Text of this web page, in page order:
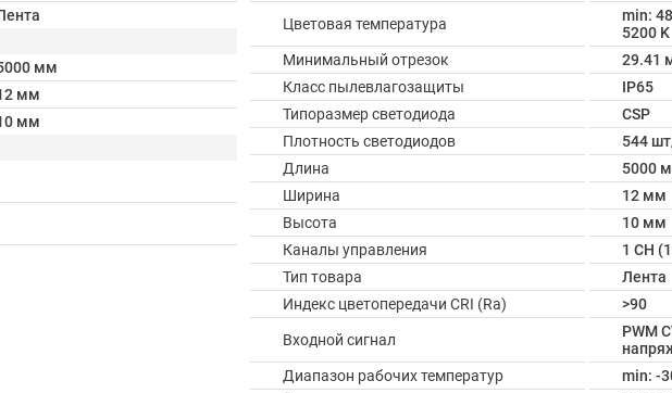
мм
мм
мм
Цветовая температура
min:
5200 K
Минимальный отрезок
29.41
Класс пылевлагозащиты
IP65
Типоразмер светодиода
CSP
Плотность светодиодов
544
Длина
5000
Ширина
12 мм
Высота
10 мм
Каналы управления
1 CH
Тип товара
Лента
Индекс цветопередачи CRI (Ra)
>90
Входной сигнал
PWM
Диапазон рабочих температур
min: -